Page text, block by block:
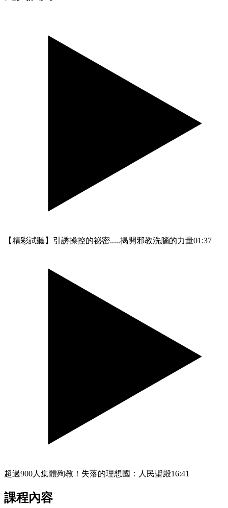
【精彩試聽】引誘操控的祕密.....揭開邪教洗腦的力量01:37
超過900人集體殉教！失落的理想國：人民聖殿16:41
課程內容